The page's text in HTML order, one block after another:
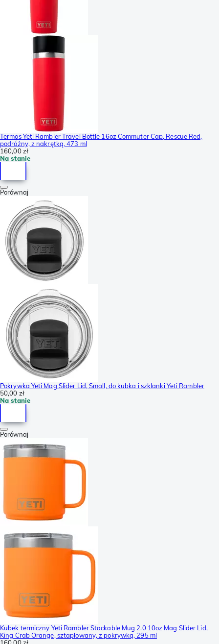
Termos Yeti Rambler Travel Bottle 16oz Commuter Cap, Rescue Red,
podróżny, z nakrętką, 473 ml
160,00 zł
Na stanie
Porównaj
Pokrywka Yeti Mag Slider Lid, Small, do kubka i szklanki Yeti Rambler
50,00 zł
Na stanie
Porównaj
Kubek termiczny Yeti Rambler Stackable Mug 2.0 10oz Mag Slider Lid,
King Crab Orange, sztaplowany, z pokrywką, 295 ml
160,00 zł